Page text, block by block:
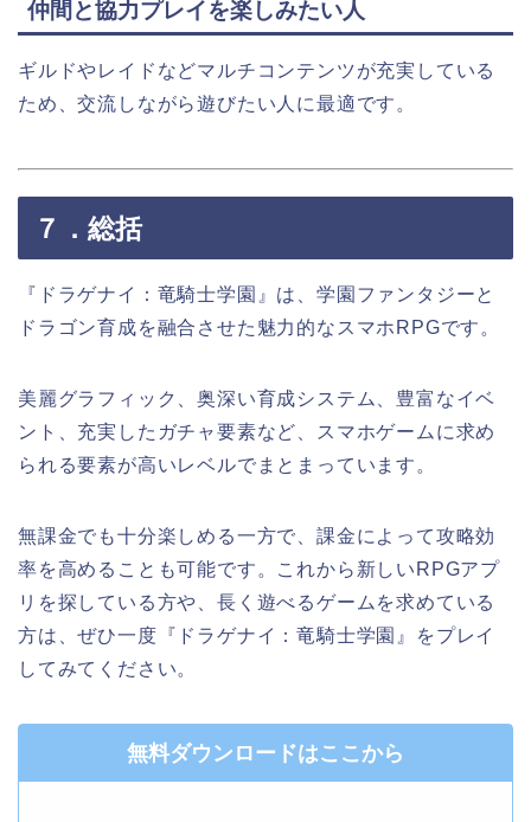
仲間と協力プレイを楽しみたい人
ギルドやレイドなどマルチコンテンツが充実している
ため、交流しながら遊びたい人に最適です。
７．総括
『ドラゲナイ：竜騎士学園』は、学園ファンタジーと
ドラゴン育成を融合させた魅力的なスマホRPGです。
美麗グラフィック、奥深い育成システム、豊富なイベ
ント、充実したガチャ要素など、スマホゲームに求め
られる要素が高いレベルでまとまっています。
無課金でも十分楽しめる一方で、課金によって攻略効
率を高めることも可能です。これから新しいRPGアプ
リを探している方や、長く遊べるゲームを求めている
方は、ぜひ一度『ドラゲナイ：竜騎士学園』をプレイ
してみてください。
無料ダウンロードはここから